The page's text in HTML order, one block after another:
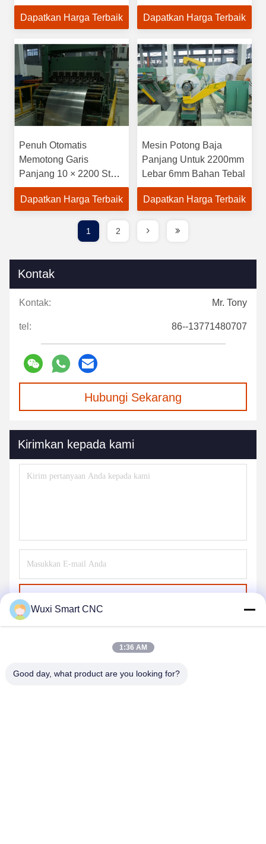
Dapatkan Harga Terbaik
Akurasi Tinggi
Dapatkan Harga Terbaik
Penuh Otomatis
Memotong Garis
Panjang 10 × 2200 Steel
Coil Antarmuka Mesin
Manusia
Dapatkan Harga Terbaik
Mesin Potong Baja
Panjang Untuk 2200mm
Lebar 6mm Bahan Tebal
Dapatkan Harga Terbaik
1 2
Kontak
Kontak: Mr. Tony
tel: 86--13771480707
Hubungi Sekarang
Kirimkan kepada kami
Wuxi Smart CNC
1:36 AM
Good day, what product are you looking for?